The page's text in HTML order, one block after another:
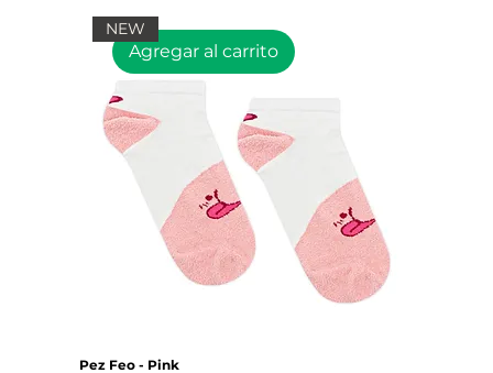
Agregar al carrito
NEW
Pez Feo - Pink